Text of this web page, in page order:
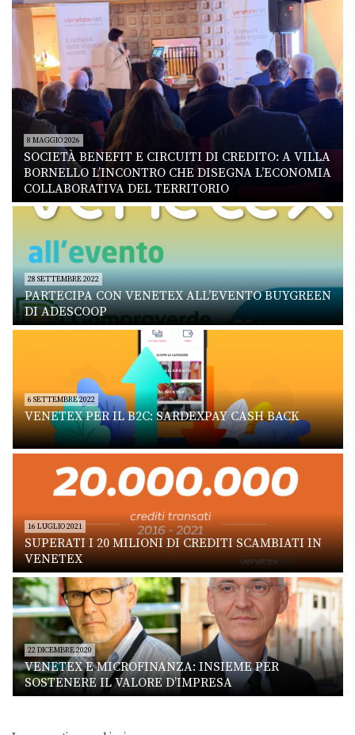
8 MAGGIO 2026
SOCIETÀ BENEFIT E CIRCUITI DI CREDITO: A VILLA
BORNELLO L’INCONTRO CHE DISEGNA L’ECONOMIA
COLLABORATIVA DEL TERRITORIO
28 SETTEMBRE 2022
PARTECIPA CON VENETEX ALL’EVENTO BUYGREEN
DI ADESCOOP
6 SETTEMBRE 2022
VENETEX PER IL B2C: SARDEXPAY CASH BACK
16 LUGLIO 2021
SUPERATI I 20 MILIONI DI CREDITI SCAMBIATI IN
VENETEX
22 DICEMBRE 2020
VENETEX E MICROFINANZA: INSIEME PER
SOSTENERE IL VALORE D’IMPRESA